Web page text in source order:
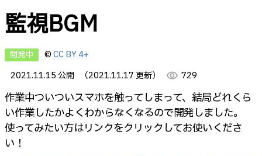
監視BGM
開発中 ©CC BY 4+
2021.11.15 公開
（2021.11.17 更新） visibility 729
作業中ついついスマホを触ってしまって、結局どれくら
い作業したかよくわからなくなるので開発しました。
使ってみたい方はリンクをクリックしてお使いくださ
い！